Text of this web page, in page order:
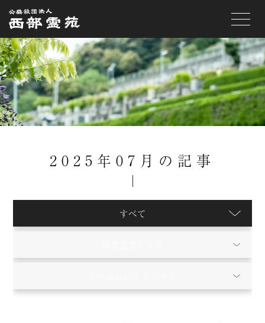
toggle
2025年07月の記事
すべて